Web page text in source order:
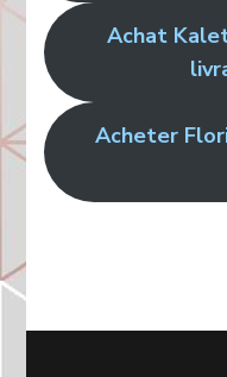
Achat
Acheter